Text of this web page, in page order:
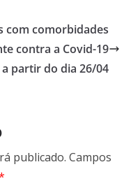
com comorbidades
contra a Covid-19
partir do dia 26/04
publicado. Campos